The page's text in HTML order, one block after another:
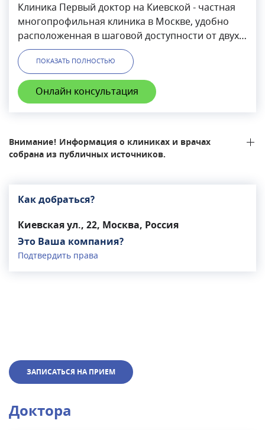
Клиника Первый доктор на Киевской - частная
многопрофильная клиника в Москве, удобно
расположенная в шаговой доступности от двух
станций метро: Кутузовской и Студенческой.
Также рядом с клиникой есть всегда свободная
парковка.
ПОКАЗАТЬ ПОЛНОСТЬЮ
Онлайн консультация
Внимание! Информация о клиниках и врачах
собрана из публичных источников.
Как добраться?
Киевская ул., 22, Москва, Россия
Это Ваша компания?
Подтвердить права
ЗАПИСАТЬСЯ НА ПРИЕМ
Доктора